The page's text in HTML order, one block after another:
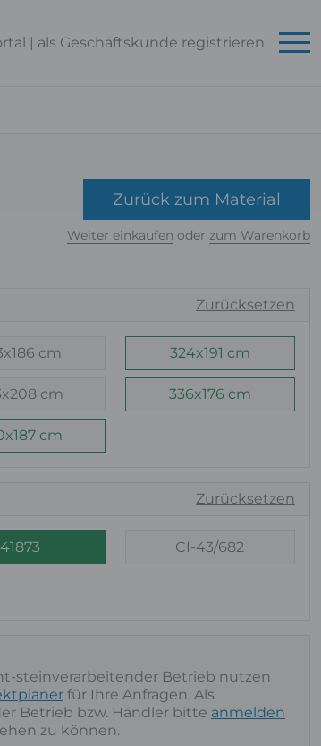
| als Geschäftskunde registrieren
Zurück zum Material
Weiter einkaufen oder zum Warenkorb
Zurücksetzen
cm 324x191 cm
cm 336x176 cm
cm
Zurücksetzen
41873 CI-43/682
steinverarbeitender Betrieb nutzen
für Ihre Anfragen. Als
Betrieb bzw. Händler bitte anmelden
zu können.